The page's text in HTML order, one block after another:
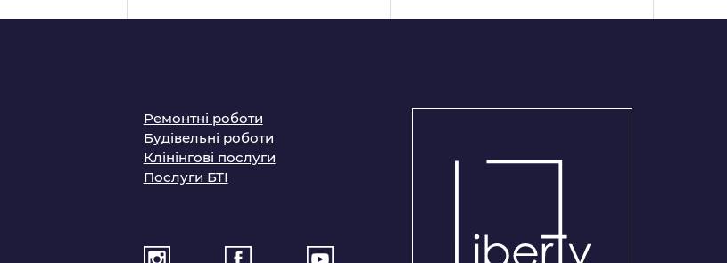
Ремонтні роботи
Будівельні роботи
Клінінгові послуги
Послуги БТІ